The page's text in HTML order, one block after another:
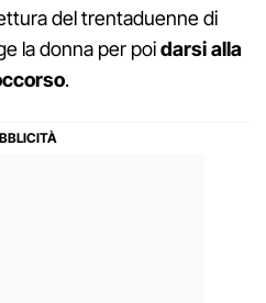
del trentaduenne di
la donna per poidarsi alla
.